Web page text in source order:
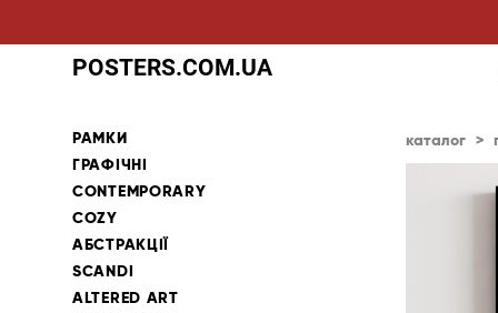
POSTERS.COM.UA
РАМКИ
ГРАФІЧНІ
CONTEMPORARY
COZY
АБСТРАКЦІЇ
SCANDI
ALTERED ART
каталог >